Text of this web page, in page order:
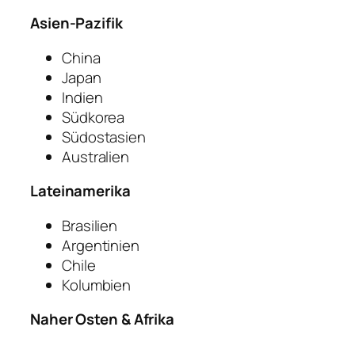
Asien-Pazifik
China
Japan
Indien
Südkorea
Südostasien
Australien
Lateinamerika
Brasilien
Argentinien
Chile
Kolumbien
Naher Osten & Afrika